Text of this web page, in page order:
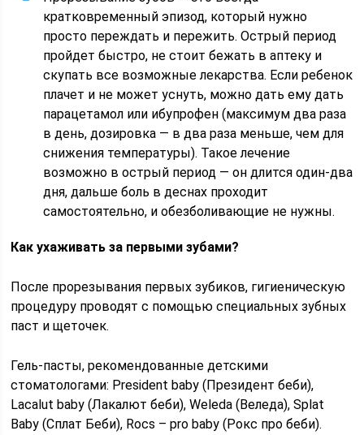
кратковременный эпизод, который нужно
просто переждать и пережить. Острый период
пройдет быстро, не стоит бежать в аптеку и
скупать все возможные лекарства. Если ребенок
плачет и не может уснуть, можно дать ему дать
парацетамол или ибупрофен (максимум два раза
в день, дозировка — в два раза меньше, чем для
снижения температуры). Такое лечение
возможно в острый период — он длится один-два
дня, дальше боль в деснах проходит
самостоятельно, и обезболивающие не нужны.
Как ухаживать за первыми зубами?
После прорезывания первых зубиков, гигиеническую
процедуру проводят с помощью специальных зубных
паст и щеточек.
Гель-пасты, рекомендованные детскими
стоматологами: President baby (Президент беби),
Lacalut baby (Лакалют беби), Weleda (Веледа), Splat
Baby (Сплат Беби), Rocs – pro baby (Рокс про беби).